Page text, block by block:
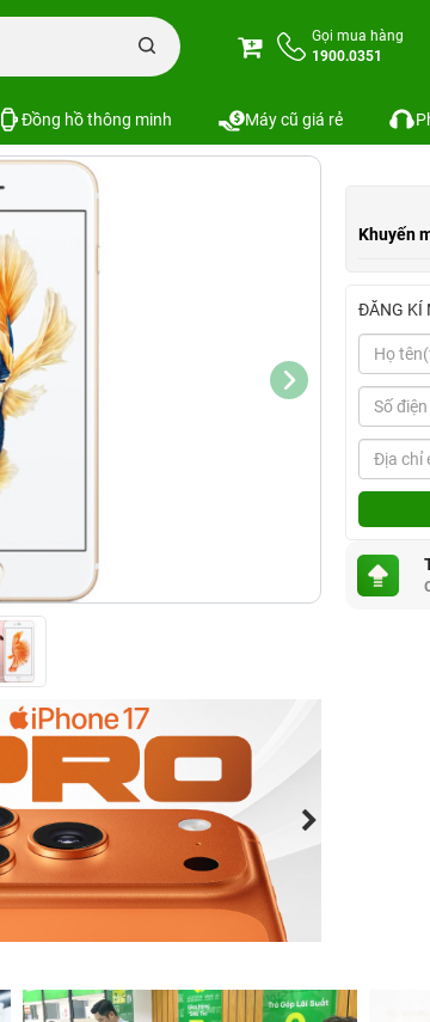
Gọi mua hàng
1900.0351
Đồng hồ thông minh Máy cũ giá rẻ
iPhone 6s 128GB Hàng Công Ty
Khuyến
ĐĂNG KÍ